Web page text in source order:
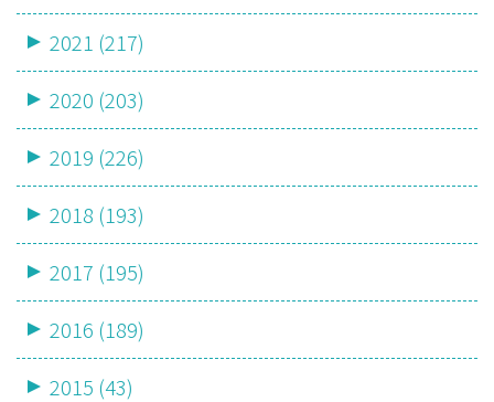
2021 (217)
2020 (203)
2019 (226)
2018 (193)
2017 (195)
2016 (189)
2015 (43)